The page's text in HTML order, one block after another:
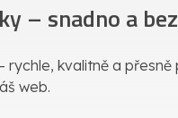
– snadno a
kvalitně a
web.